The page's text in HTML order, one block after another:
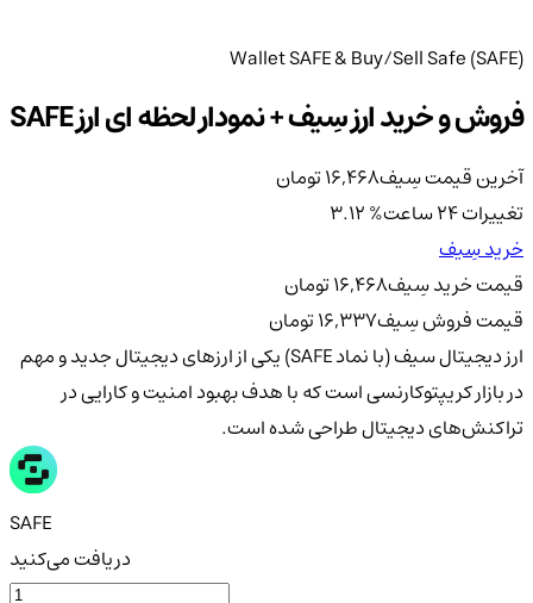
Wallet SAFE & Buy/Sell Safe (SAFE)
فروش و خرید ارز سِیف + نمودار لحظه ای ارز SAFE
آخرین قیمت سِیف16,468تومان
تغییرات 24 ساعت
3.12%
خرید سِیف
قیمت خرید سِیف16,468تومان
قیمت فروش سِیف16,337تومان
ارز دیجیتال سیف (با نماد SAFE) یکی از ارزهای دیجیتال جدید و مهم
در بازار کریپتوکارنسی است که با هدف بهبود امنیت و کارایی در
تراکنش‌های دیجیتال طراحی شده است.
SAFE
دریافت می‌کنید